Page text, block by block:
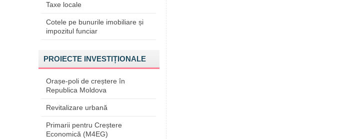
Taxe locale
Cotele pe bunurile imobiliare și
impozitul funciar
PROIECTE INVESTIȚIONALE
Orașe-poli de creștere în
Republica Moldova
Revitalizare urbană
Primarii pentru Creștere
Economică (M4EG)